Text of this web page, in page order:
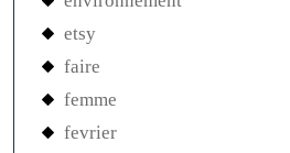
etsy
faire
femme
fevrier